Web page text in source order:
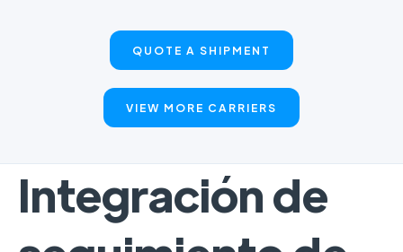
QUOTE A SHIPMENT
VIEW MORE CARRIERS
Integración de